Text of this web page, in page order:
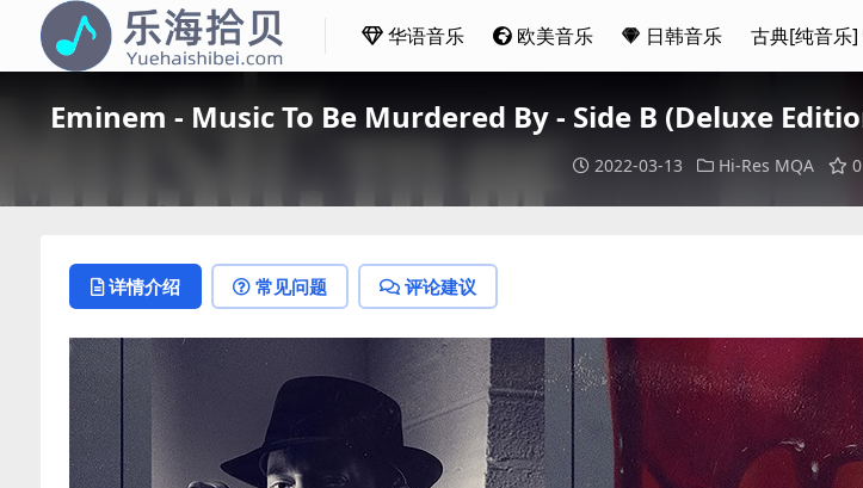
华语音乐 欧美音乐 日韩音乐 古典[纯音乐]
Eminem - Music To Be Murdered By - Side B (Deluxe
2022-03-13 Hi-Res MQA 0
详情介绍 常见问题 评论建议